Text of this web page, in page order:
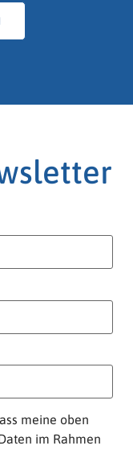
meine oben
im Rahmen